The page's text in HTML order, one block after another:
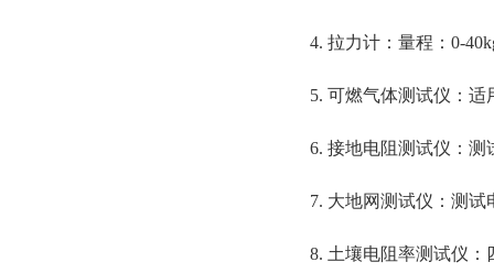
4. 拉力计：量程：0-
5. 可燃气体测试仪：
6. 接地电阻测试仪：
7. 大地网测试仪：测
8. 土壤电阻率测试仪